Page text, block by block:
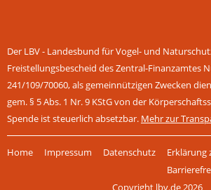
Der LBV - Landesbund für Vogel- und
Freistellungsbescheid des Zentral-Finanzamtes
241/109/70060, als gemeinnützigen Zwecken
gem. § 5 Abs. 1 Nr. 9 KStG von der
Spende ist steuerlich absetzbar. Mehr zur
überspringen
Home Impressum Datenschutz
Erklärung
Copyright lbv.de 2026